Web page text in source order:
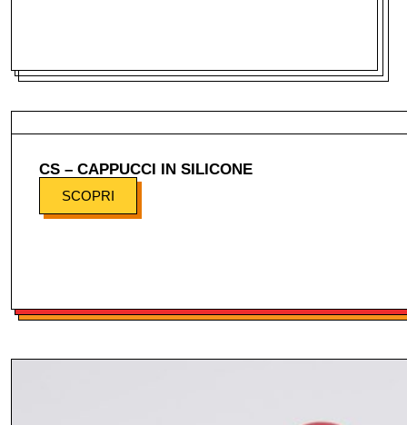
CS – CAPPUCCI IN SILICONE
SCOPRI